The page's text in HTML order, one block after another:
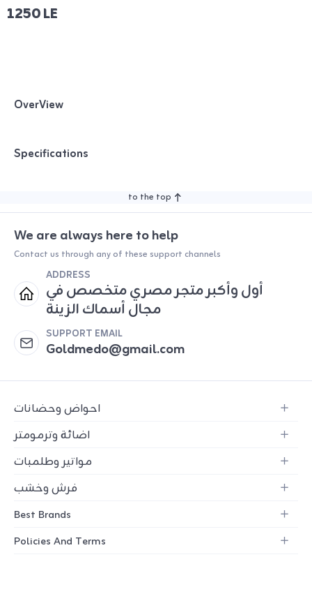
1250 LE
OverView
Specifications
to the top
We are always here to help
Contact us through any of these support channels
ADDRESS
أول وأكبر متجر مصري متخصص في
مجال أسماك الزينة
SUPPORT EMAIL
Goldmedo@gmail.com
احواض وحضانات
اضائة وترمومتر
مواتير وطلمبات
فرش وخشب
Best Brands
Policies And Terms